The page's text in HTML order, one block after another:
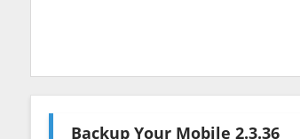
Backup Your Mobile 2.3.36